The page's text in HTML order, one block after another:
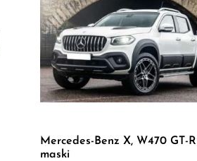
Mercedes-Benz X, W470 GT-R
maski